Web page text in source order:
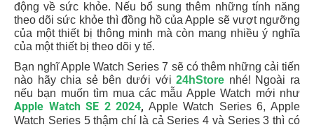
động về sức khỏe. Nếu bổ sung thêm những tính năng
theo dõi sức khỏe thì đồng hồ của Apple sẽ vượt ngưỡng
của một thiết bị thông minh mà còn mang nhiều ý nghĩa
của một thiết bị theo dõi y tế.
Bạn nghĩ Apple Watch Series 7 sẽ có thêm những cải tiến
nào hãy chia sẻ bên dưới với24hStore nhé! Ngoài ra
nếu bạn muốn tìm mua các mẫu Apple Watch mới như
Apple Watch SE 2 2024, Apple Watch Series 6, Apple
Watch Series 5 thậm chí là cả Series 4 và Series 3 thì có